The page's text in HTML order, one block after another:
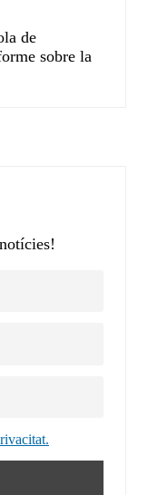
de
sobre la